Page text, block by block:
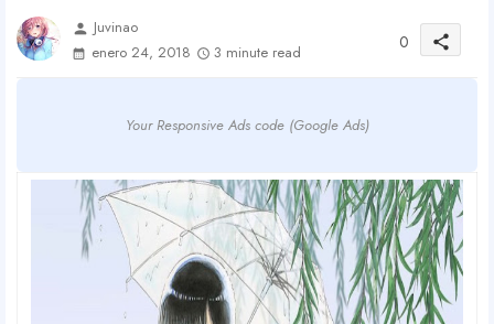
person Juvinao
enero 24, 2018
3 minute read 0 share
Your Responsive Ads code (Google Ads)